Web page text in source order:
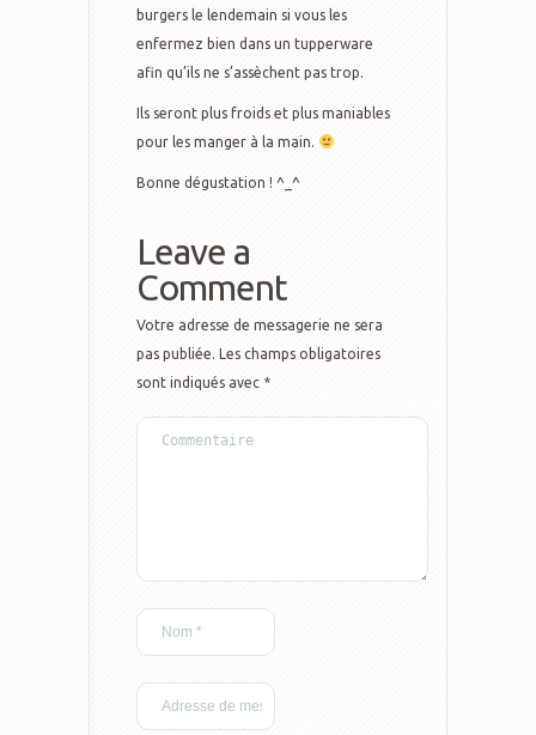
burgers le lendemain si vous les
enfermez bien dans un tupperware
afin qu’ils ne s’assèchent pas trop.
Ils seront plus froids et plus maniables
pour les manger à la main.
Bonne dégustation ! ^_^
Leave a
Comment
Votre adresse de messagerie ne sera
pas publiée. Les champs obligatoires
sont indiqués avec *